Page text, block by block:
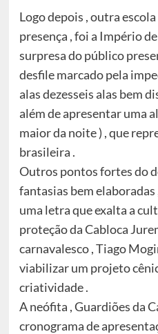
Logo depois , outra
presença , foi a Império
surpresa do público
desfile marcado pela
alas dezesseis alas bem
além de apresentar uma
maior da noite ) , que
brasileira .
Outros pontos fortes do
fantasias bem elaboradas
uma letra que exalta a
proteção da Cabloca
carnavalesco , Tiago
viabilizar um projeto
criatividade .
A neófita , Guardiões da
cronograma de